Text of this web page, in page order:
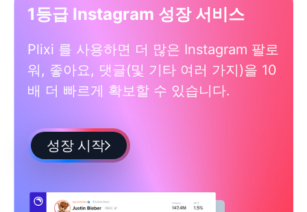
1등급 Instagram 성장 서비스
Plixi 를 사용하면 더 많은 Instagram 팔로
워, 좋아요, 댓글(및 기타 여러 가지)을 10
배 더 빠르게 확보할 수 있습니다.
성장 시작